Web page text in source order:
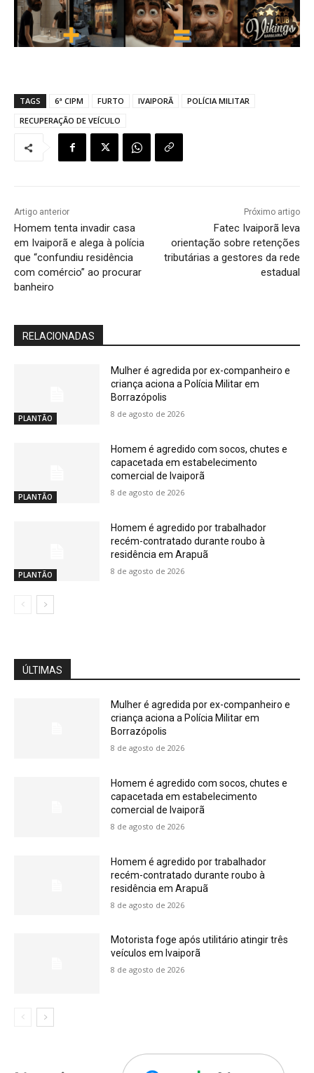
TAGS 6ª CIPM FURTO IVAIPORÃ
POLÍCIA MILITAR
RECUPERAÇÃO DE VEÍCULO
Artigo anterior
Homem tenta invadir casa
em Ivaiporã e alega à polícia
que “confundiu residência
com comércio” ao procurar
banheiro
Próximo artigo
Fatec Ivaiporã leva
orientação sobre retenções
tributárias a gestores da rede
estadual
RELACIONADAS
PLANTÃO
Mulher é agredida por ex-companheiro e
criança aciona a Polícia Militar em
Borrazópolis
8 de agosto de 2026
PLANTÃO
Homem é agredido com socos, chutes e
capacetada em estabelecimento
comercial de Ivaiporã
8 de agosto de 2026
PLANTÃO
Homem é agredido por trabalhador
recém-contratado durante roubo à
residência em Arapuã
8 de agosto de 2026
ÚLTIMAS
Mulher é agredida por ex-companheiro e
criança aciona a Polícia Militar em
Borrazópolis
8 de agosto de 2026
Homem é agredido com socos, chutes e
capacetada em estabelecimento
comercial de Ivaiporã
8 de agosto de 2026
Homem é agredido por trabalhador
recém-contratado durante roubo à
residência em Arapuã
8 de agosto de 2026
Motorista foge após utilitário atingir três
veículos em Ivaiporã
8 de agosto de 2026